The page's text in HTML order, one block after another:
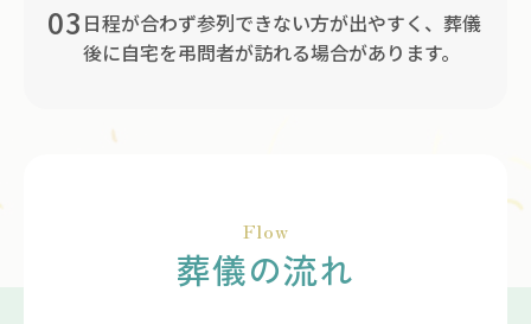
03 日程が合わず参列できない方が出やすく、葬儀
後に自宅を弔問者が訪れる場合があります。
Flow
葬儀の流れ